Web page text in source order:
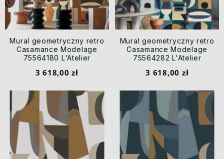
Mural geometryczny retro
Casamance Modelage
75564180 L'Atelier
3 618,00 zł
Mural geometryczny retro
Casamance Modelage
75564282 L'Atelier
3 618,00 zł